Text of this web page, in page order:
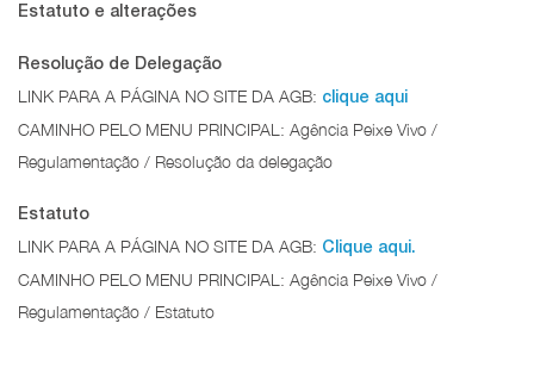
Estatuto e alterações
Resolução de Delegação
LINK PARA A PÁGINA NO SITE DA AGB: clique aqui
CAMINHO PELO MENU PRINCIPAL: Agência Peixe Vivo /
Regulamentação / Resolução da delegação
Estatuto
LINK PARA A PÁGINA NO SITE DA AGB: Clique aqui.
CAMINHO PELO MENU PRINCIPAL: Agência Peixe Vivo /
Regulamentação / Estatuto